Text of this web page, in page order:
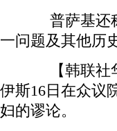
普萨基还称
一问题及其他历
【韩联社华
伊斯16日在众议
妇的谬论。